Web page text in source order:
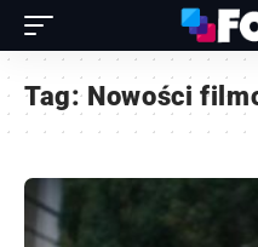
Tag: Nowości